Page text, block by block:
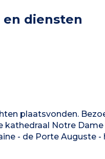
diensten
plaatsvonden.
kathedraal Notre
- de Porte Auguste -